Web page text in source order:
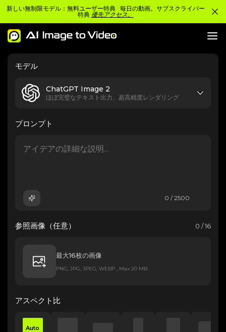
新しい無制限モデル：無料ユーザー特典 毎日の動画。サブスクライバー
特典 優先アクセス。
モデル
ChatGPT Image 2
ほぼ完璧なテキスト出力、超高精度レンダリング
プロンプト
0 / 2500
参照画像（任意） 0 / 16
最大16枚の画像
PNG, JPG, JPEG, WEBP , Max 20 MB
アスペクト比
Auto